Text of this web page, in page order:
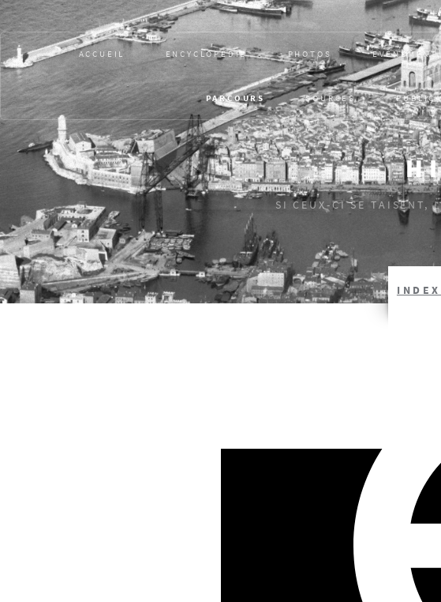
SI CEUX-CI SE TAISENT,
ACCUEIL ENCYCLOPÉDIE PHOTOS
PARCOURS SOURCES